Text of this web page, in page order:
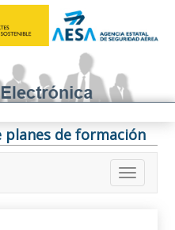
planes de formación